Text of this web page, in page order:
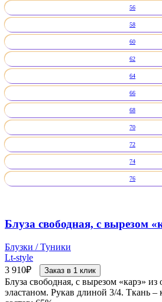
56
58
60
62
64
66
68
70
72
74
76
Блуза свободная, с вырезом
Блузки / Туники
Lt-style
3 910₽ Заказ в 1 клик
Блуза свободная, с вырезом «карэ» из
эластаном. Рукав длиной 3/4. Ткань –